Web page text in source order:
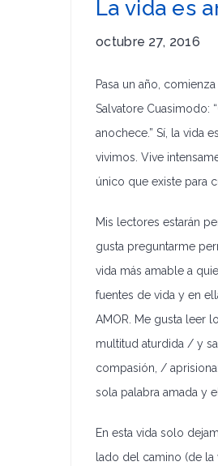
La vida es
octubre 27, 2016
Pasa un año,
Salvatore Cuasimodo:
anochece.” Sí, la vida
vivimos. Vive
único que existe para
Mis lectores estarán
gusta preguntarme
vida más amable a
fuentes de vida y en
AMOR. Me gusta leer
multitud aturdida / y
compasión, /
sola palabra amada y
En esta vida solo
lado del camino (de